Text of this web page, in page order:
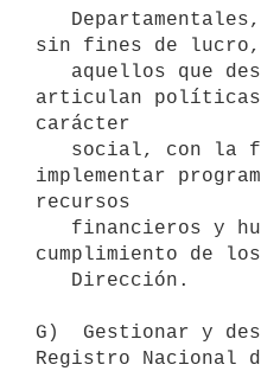
sin fines de lucro,
articulan políticas
carácter
implementar
recursos
cumplimiento de
G)  Gestionar y
Registro Nacional